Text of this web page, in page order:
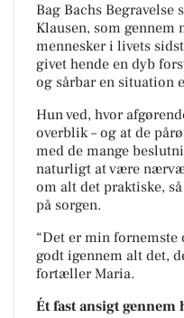
Bag Bachs Begravelse
Klausen, som gennem
mennesker i livets
givet hende en dyb
og sårbar en situation
Hun ved, hvor
overblik – og at de
med de mange
naturligt at være
om alt det praktiske,
på sorgen.
“Det er min
godt igennem alt det,
fortæller Maria.
Ét fast ansigt gennem